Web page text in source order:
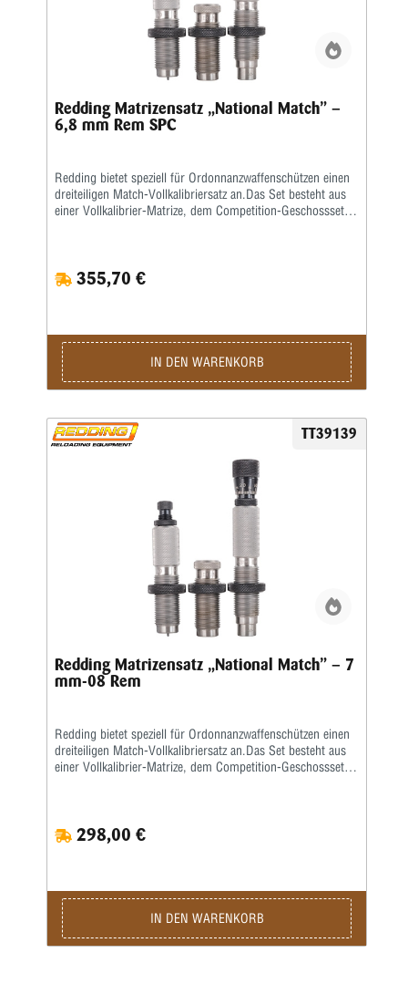
Redding Matrizensatz „National Match” –
6,8 mm Rem SPC
Redding bietet speziell für Ordonnanzwaffenschützen einen
dreiteiligen Match-Vollkalibriersatz an.Das Set besteht aus
einer Vollkalibrier-Matrize, dem Competition-Geschosssetzer
355,70 €
IN DEN WARENKORB
TT39139
Redding Matrizensatz „National Match” – 7
mm-08 Rem
Redding bietet speziell für Ordonnanzwaffenschützen einen
dreiteiligen Match-Vollkalibriersatz an.Das Set besteht aus
einer Vollkalibrier-Matrize, dem Competition-Geschosssetzer
298,00 €
IN DEN WARENKORB